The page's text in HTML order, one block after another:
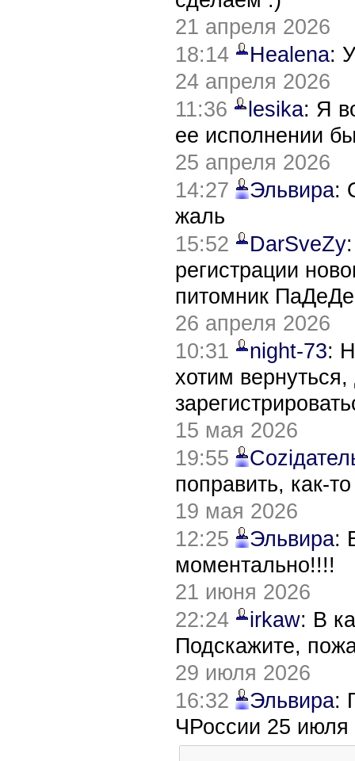
21 апреля 2026
18:14
Healena:
24 апреля 2026
11:36
lesika: Я
ее исполнении
25 апреля 2026
14:27
Эльвира:
жаль
15:52
DarSveZy
регистрации
питомник
26 апреля 2026
10:31
night-73:
хотим
15 мая 2026
19:55
поправить, как-
19 мая 2026
12:25
Эльвира:
моментально!!!!
21 июня 2026
22:24
irkaw: В
Подскажите,
29 июля 2026
16:32
Эльвира:
ЧРоссии 25 июля